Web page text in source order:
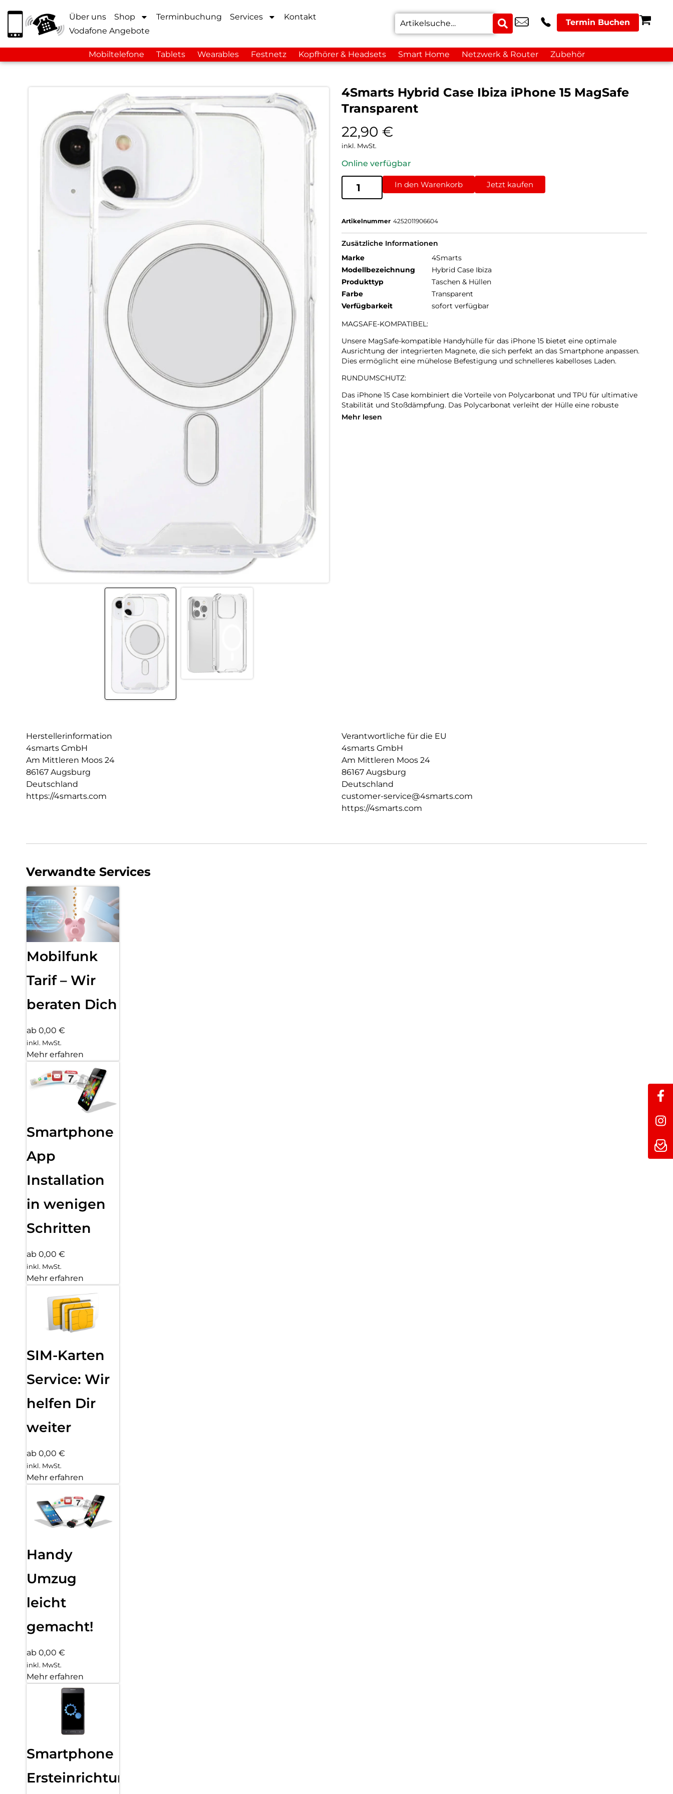
Über uns Shop Terminbuchung Services
Kontakt
Vodafone Angebote
Termin Buchen
Mobiltelefone Tablets Wearables Festnetz Kopfhörer & Headsets Smart Home Netzwerk & Router Zubehör
4Smarts Hybrid Case Ibiza iPhone 15 MagSafe
Transparent
22,90 €
inkl. MwSt.
Online verfügbar
In den Warenkorb Jetzt kaufen
Artikelnummer 4252011906604
Zusätzliche Informationen
Marke
4Smarts
Modellbezeichnung
Hybrid Case Ibiza
Produkttyp
Taschen & Hüllen
Farbe
Transparent
Verfügbarkeit
sofort verfügbar
MAGSAFE-KOMPATIBEL:
Unsere MagSafe-kompatible Handyhülle für das iPhone 15 bietet eine optimale
Ausrichtung der integrierten Magnete, die sich perfekt an das Smartphone anpassen.
Dies ermöglicht eine mühelose Befestigung und schnelleres kabelloses Laden.
RUNDUMSCHUTZ:
Das iPhone 15 Case kombiniert die Vorteile von Polycarbonat und TPU für ultimative
Stabilität und Stoßdämpfung. Das Polycarbonat verleiht der Hülle eine robuste
Struktur und schützt vor Kratzern und Abnutzung, während das TPU die Fähigkeit
Mehr lesen
Herstellerinformation
4smarts GmbH
Am Mittleren Moos 24
86167 Augsburg
Deutschland
https://4smarts.com
Verantwortliche für die EU
4smarts GmbH
Am Mittleren Moos 24
86167 Augsburg
Deutschland
customer-service@4smarts.com
https://4smarts.com
Verwandte Services
Mobilfunk
Tarif – Wir
beraten Dich
ab 0,00 €
inkl. MwSt.
Mehr erfahren
Smartphone
App
Installation
in wenigen
Schritten
ab 0,00 €
inkl. MwSt.
Mehr erfahren
SIM-Karten
Service: Wir
helfen Dir
weiter
ab 0,00 €
inkl. MwSt.
Mehr erfahren
Handy
Umzug
leicht
gemacht!
ab 0,00 €
inkl. MwSt.
Mehr erfahren
Smartphone
Ersteinrichtung